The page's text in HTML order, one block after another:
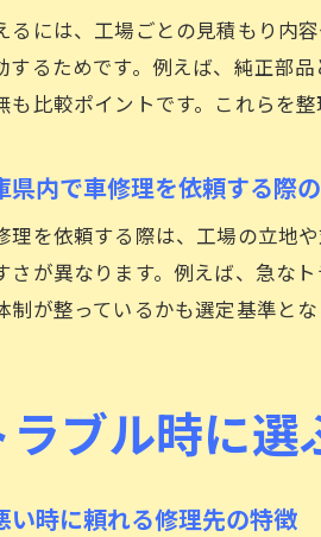
るには、工場ごとの見積もり内
するためです。例えば、純正部
も比較ポイントです。これらを
県内で車修理を依頼する際
理を依頼する際は、工場の立地
さが異なります。例えば、急な
制が整っているかも選定基準と
ブル時に
い時に頼れる修理先の特徴